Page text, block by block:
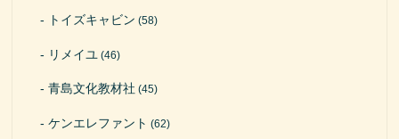
トイズキャビン (58)
リメイユ (46)
青島文化教材社 (45)
ケンエレファント (62)